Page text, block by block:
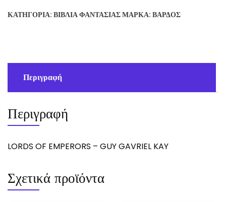
ΚΑΤΗΓΟΡΊΑ: ΒΙΒΛΊΑ ΦΑΝΤΑΣΊΑΣΜΆΡΚΑ: ΒΆΡΔΟΣ
Περιγραφή
Περιγραφή
LORDS OF EMPERORS – GUY GAVRIEL KAY
Σχετικά προϊόντα